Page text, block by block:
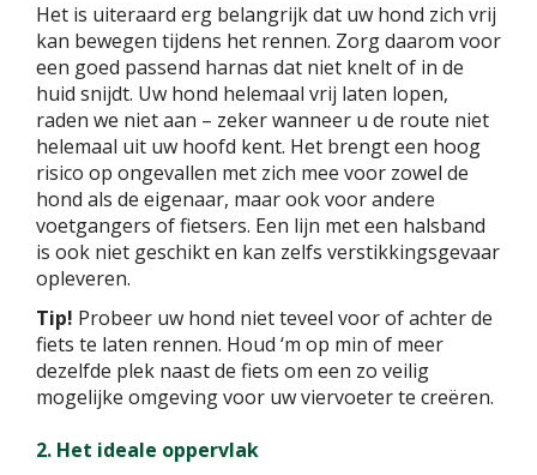
Het is uiteraard erg belangrijk dat uw hond zich vrij
kan bewegen tijdens het rennen. Zorg daarom voor
een goed passend harnas dat niet knelt of in de
huid snijdt. Uw hond helemaal vrij laten lopen,
raden we niet aan – zeker wanneer u de route niet
helemaal uit uw hoofd kent. Het brengt een hoog
risico op ongevallen met zich mee voor zowel de
hond als de eigenaar, maar ook voor andere
voetgangers of fietsers. Een lijn met een halsband
is ook niet geschikt en kan zelfs verstikkingsgevaar
opleveren.
Tip! Probeer uw hond niet teveel voor of achter de
fiets te laten rennen. Houd ‘m op min of meer
dezelfde plek naast de fiets om een zo veilig
mogelijke omgeving voor uw viervoeter te creëren.
2. Het ideale oppervlak